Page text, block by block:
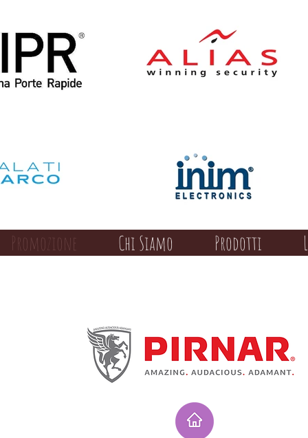
Promozione Chi Siamo Prodotti